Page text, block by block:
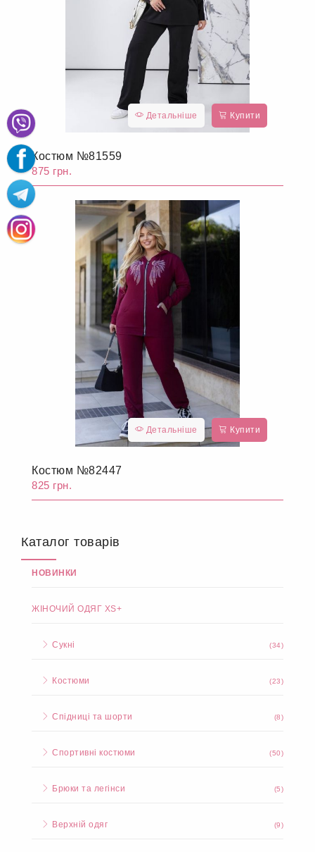
Детальніше Купити
Костюм №81559
875 грн.
Детальніше Купити
Костюм №82447
825 грн.
Каталог товарів
НОВИНКИ
ЖІНОЧИЙ ОДЯГ XS+
Сукні (34)
Костюми (23)
Спідниці та шорти (8)
Спортивні костюми (50)
Брюки та легінси (5)
Верхній одяг (9)